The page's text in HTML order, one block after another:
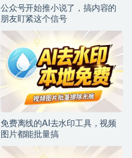
公众号开始推小说了，搞内容的
朋友盯紧这个信号
免费离线的AI去水印工具，视频
图片都能批量搞